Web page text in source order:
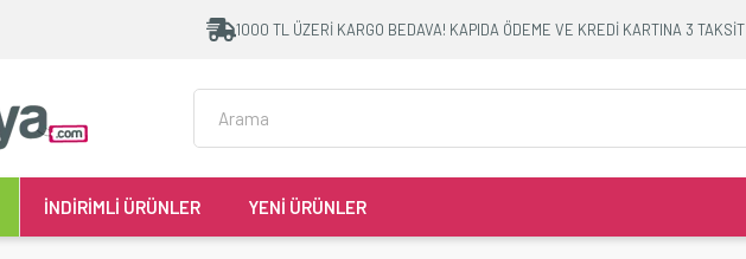
1000 TL ÜZERİ KARGO BEDAVA! KAPIDA ÖDEME VE KREDİ KARTINA 3 TAKSİT
İNDİRİMLİ ÜRÜNLER YENİ ÜRÜNLER